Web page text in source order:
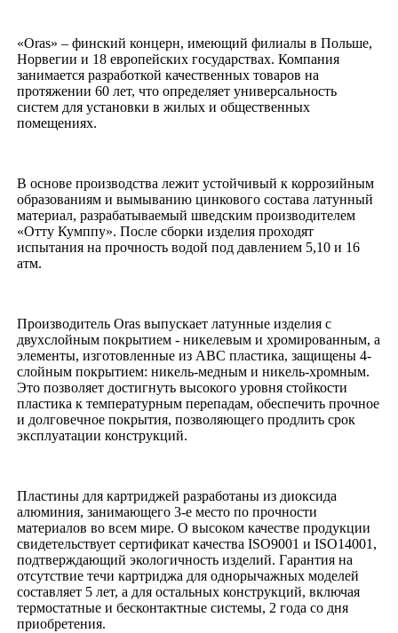
«Oras» – финский концерн, имеющий филиалы в Польше,
Норвегии и 18 европейских государствах. Компания
занимается разработкой качественных товаров на
протяжении 60 лет, что определяет универсальность
систем для установки в жилых и общественных
помещениях.
В основе производства лежит устойчивый к коррозийным
образованиям и вымыванию цинкового состава латунный
материал, разрабатываемый шведским производителем
«Отту Кумппу». После сборки изделия проходят
испытания на прочность водой под давлением 5,10 и 16
атм.
Производитель Oras выпускает латунные изделия с
двухслойным покрытием - никелевым и хромированным, а
элементы, изготовленные из ABC пластика, защищены 4-
слойным покрытием: никель-медным и никель-хромным.
Это позволяет достигнуть высокого уровня стойкости
пластика к температурным перепадам, обеспечить прочное
и долговечное покрытия, позволяющего продлить срок
эксплуатации конструкций.
Пластины для картриджей разработаны из диоксида
алюминия, занимающего 3-е место по прочности
материалов во всем мире. О высоком качестве продукции
свидетельствует сертификат качества ISO9001 и ISO14001,
подтверждающий экологичность изделий. Гарантия на
отсутствие течи картриджа для однорычажных моделей
составляет 5 лет, а для остальных конструкций, включая
термостатные и бесконтактные системы, 2 года со дня
приобретения.